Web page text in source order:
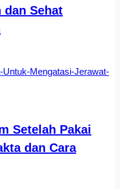
Sehat
Setelah Pakai
dan Cara